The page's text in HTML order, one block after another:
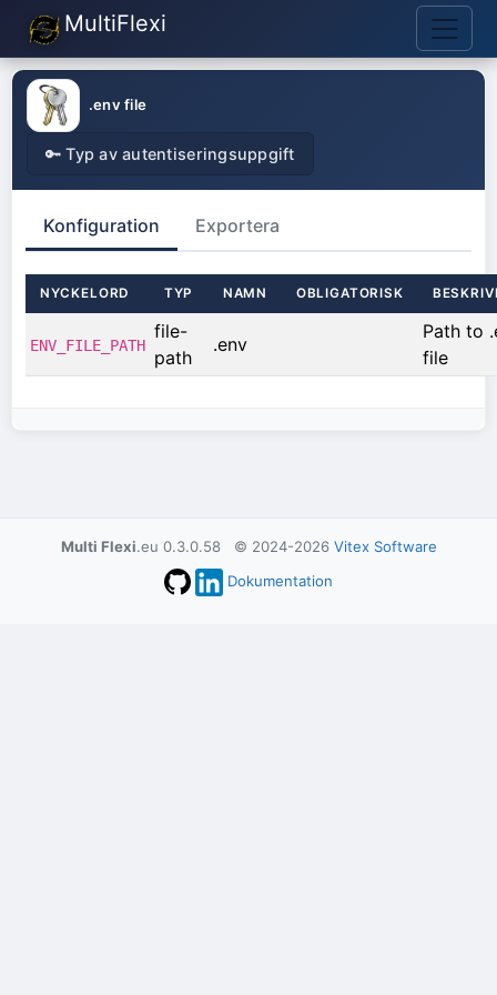
MultiFlexi
.env file
🔑 Typ av autentiseringsuppgift
Konfiguration Exportera
NYCKELORD TYP NAMN OBLIGATORISK
ENV_FILE_PATH
file-
path
.env
Path to
file
Multi Flexi.eu 0.3.0.58 © 2024-2026 Vitex Software
Dokumentation